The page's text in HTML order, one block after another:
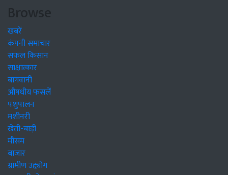
Browse
खबरें
कंपनी समाचार
सफल किसान
साक्षात्कार
बागवानी
औषधीय फसलें
पशुपालन
मशीनरी
खेती-बाड़ी
मौसम
बाजार
ग्रामीण उद्द्योग